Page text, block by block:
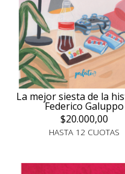
La mejor siesta de la
Federico Galuppo
$20.000,00
HASTA 12 CUOTAS